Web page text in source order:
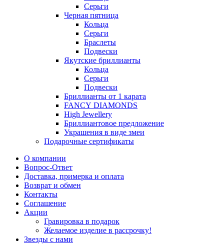
Серьги
Черная пятница
Кольца
Серьги
Браслеты
Подвески
Якутские бриллианты
Кольца
Серьги
Подвески
Бриллианты от 1 карата
FANCY DIAMONDS
High Jewellery
Бриллиантовое предложение
Украшения в виде змеи
Подарочные сертификаты
О компании
Вопрос-Ответ
Доставка, примерка и оплата
Возврат и обмен
Контакты
Соглашение
Акции
Гравировка в подарок
Желаемое изделие в рассрочку!
Звезды с нами